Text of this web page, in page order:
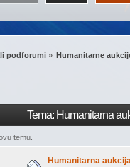
podforumi» Humanitarne
Tema: Humanitarna
temu.
Humanitarna